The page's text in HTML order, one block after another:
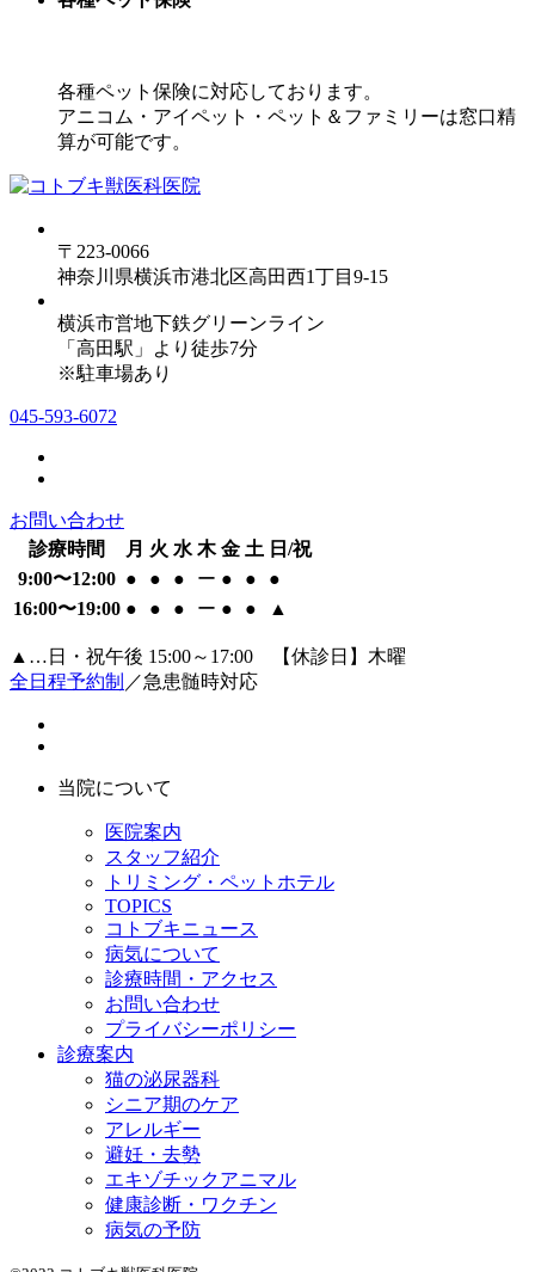
各種ペット保険に対応しております。
アニコム・アイペット・ペット＆ファミリーは窓口精
算が可能です。
〒223-0066
神奈川県横浜市港北区高田西1丁目9-15
横浜市営地下鉄グリーンライン
「高田駅」より徒歩7分
※駐車場あり
045-593-6072
お問い合わせ
診療時間
月 火 水 木 金 土 日/祝
9:00〜12:00 ● ● ● ー ● ●
●
16:00〜19:00 ● ● ● ー ● ● ▲
▲…日・祝午後 15:00～17:00 【休診日】木曜
全日程予約制 ／急患髄時対応
当院について
医院案内
スタッフ紹介
トリミング・ペットホテル
TOPICS
コトブキニュース
病気について
診療時間・アクセス
お問い合わせ
プライバシーポリシー
診療案内
猫の泌尿器科
シニア期のケア
アレルギー
避妊・去勢
エキゾチックアニマル
健康診断・ワクチン
病気の予防